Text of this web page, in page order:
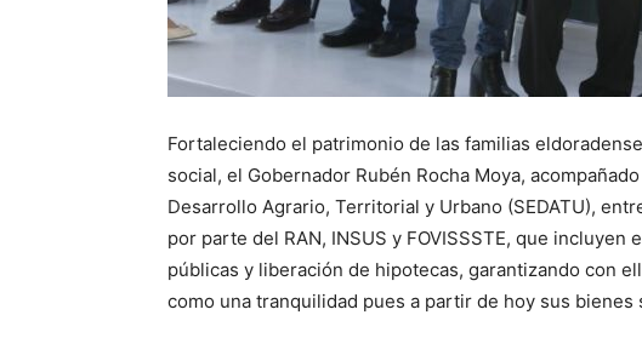
Fortaleciendo el patrimonio de las familias
social, el Gobernador Rubén Rocha Moya,
Desarrollo Agrario, Territorial y Urbano (SEDATU),
por parte del RAN, INSUS y FOVISSSTE, que
públicas y liberación de hipotecas, garantizando con
como una tranquilidad pues a partir de hoy sus bienes